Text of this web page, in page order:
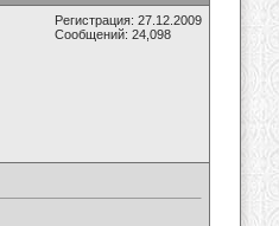
Регистрация: 27.12.2009
Сообщений: 24,098